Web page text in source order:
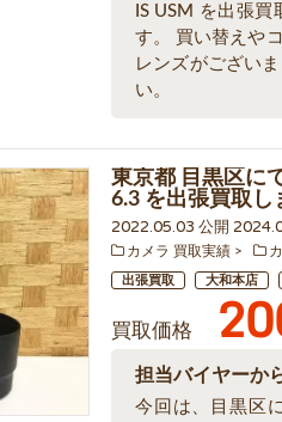
IS USM を出張
す。 買い替えや
レンズがござい
い。
東京都 目黒区に
6.3 を出張買取し
2022.05.03 公開
カメラ 買取実績
出張買取 大和本店
買取価格
担当バイヤーか
今回は、目黒区